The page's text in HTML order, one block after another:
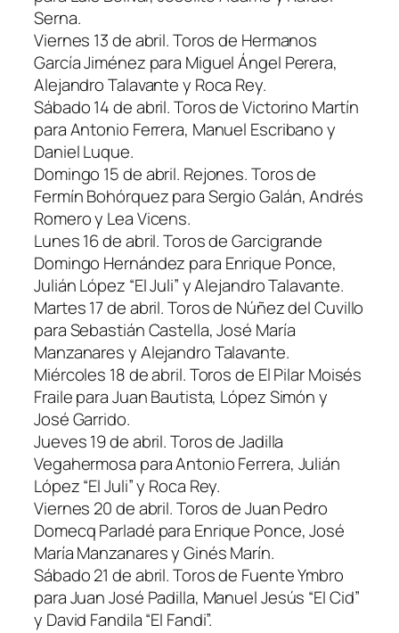
Serna.
Viernes 13 de abril. Toros de Hermanos
García Jiménez para Miguel Ángel Perera,
Alejandro Talavante y Roca Rey.
Sábado 14 de abril. Toros de Victorino Martín
para Antonio Ferrera, Manuel Escribano y
Daniel Luque.
Domingo 15 de abril. Rejones. Toros de
Fermín Bohórquez para Sergio Galán, Andrés
Romero y Lea Vicens.
Lunes 16 de abril. Toros de Garcigrande
Domingo Hernández para Enrique Ponce,
Julián López “El Juli” y Alejandro Talavante.
Martes 17 de abril. Toros de Núñez del Cuvillo
para Sebastián Castella, José María
Manzanares y Alejandro Talavante.
Miércoles 18 de abril. Toros de El Pilar Moisés
Fraile para Juan Bautista, López Simón y
José Garrido.
Jueves 19 de abril. Toros de Jadilla
Vegahermosa para Antonio Ferrera, Julián
López “El Juli” y Roca Rey.
Viernes 20 de abril. Toros de Juan Pedro
Domecq Parladé para Enrique Ponce, José
María Manzanares y Ginés Marín.
Sábado 21 de abril. Toros de Fuente Ymbro
para Juan José Padilla, Manuel Jesús “El Cid”
y David Fandila “El Fandi”.